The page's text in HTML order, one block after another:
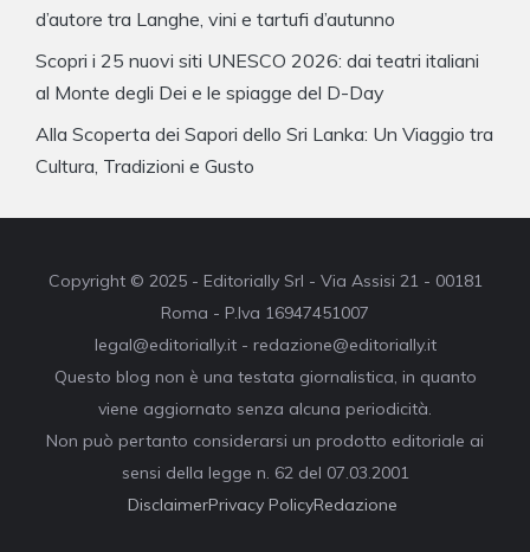
d’autore tra Langhe, vini e tartufi d’autunno
Scopri i 25 nuovi siti UNESCO 2026: dai teatri italiani
al Monte degli Dei e le spiagge del D-Day
Alla Scoperta dei Sapori dello Sri Lanka: Un Viaggio tra
Cultura, Tradizioni e Gusto
Copyright © 2025 - Editorially Srl - Via Assisi 21 - 00181
Roma - P.Iva 16947451007
legal@editorially.it - redazione@editorially.it
Questo blog non è una testata giornalistica, in quanto
viene aggiornato senza alcuna periodicità.
Non può pertanto considerarsi un prodotto editoriale ai
sensi della legge n. 62 del 07.03.2001
DisclaimerPrivacy PolicyRedazione